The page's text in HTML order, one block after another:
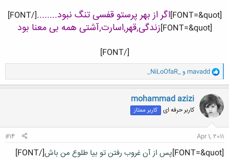
[FONT=&quot]
اگر از بهر پرستو قفسی تنگ نبود........[/FONT]
[FONT=&quot]
زندگی,قهر,اسارت,آشتی همه بی معنا بود
[/FONT]​
و
ا
ک
ن
ش
ه
ا
mavadd و _NiLoOfaR_
mohammad azizi
کاربر حرفه ای کاربر ممتاز
Apr 1, 2011
#14
[FONT=&quot] پس از آن غروب رفتن تو بیا طلوع من باش[/FONT]